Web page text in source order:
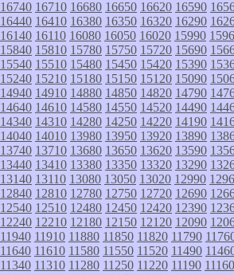
16740 16710 16680 16650 16620 16590
16440 16410 16380 16350 16320 16290
16140 16110 16080 16050 16020 15990
15840 15810 15780 15750 15720 15690
15540 15510 15480 15450 15420 15390
15240 15210 15180 15150 15120 15090
14940 14910 14880 14850 14820 14790
14640 14610 14580 14550 14520 14490
14340 14310 14280 14250 14220 14190
14040 14010 13980 13950 13920 13890
13740 13710 13680 13650 13620 13590
13440 13410 13380 13350 13320 13290
13140 13110 13080 13050 13020 12990
12840 12810 12780 12750 12720 12690
12540 12510 12480 12450 12420 12390
12240 12210 12180 12150 12120 12090
11940 11910 11880 11850 11820 11790
11640 11610 11580 11550 11520 11490
11340 11310 11280 11250 11220 11190 11160